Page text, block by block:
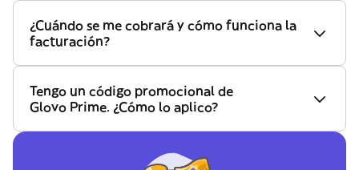
¿Cuándo se me cobrará y cómo funciona la
facturación?
Tengo un código promocional de
Glovo Prime. ¿Cómo lo aplico?